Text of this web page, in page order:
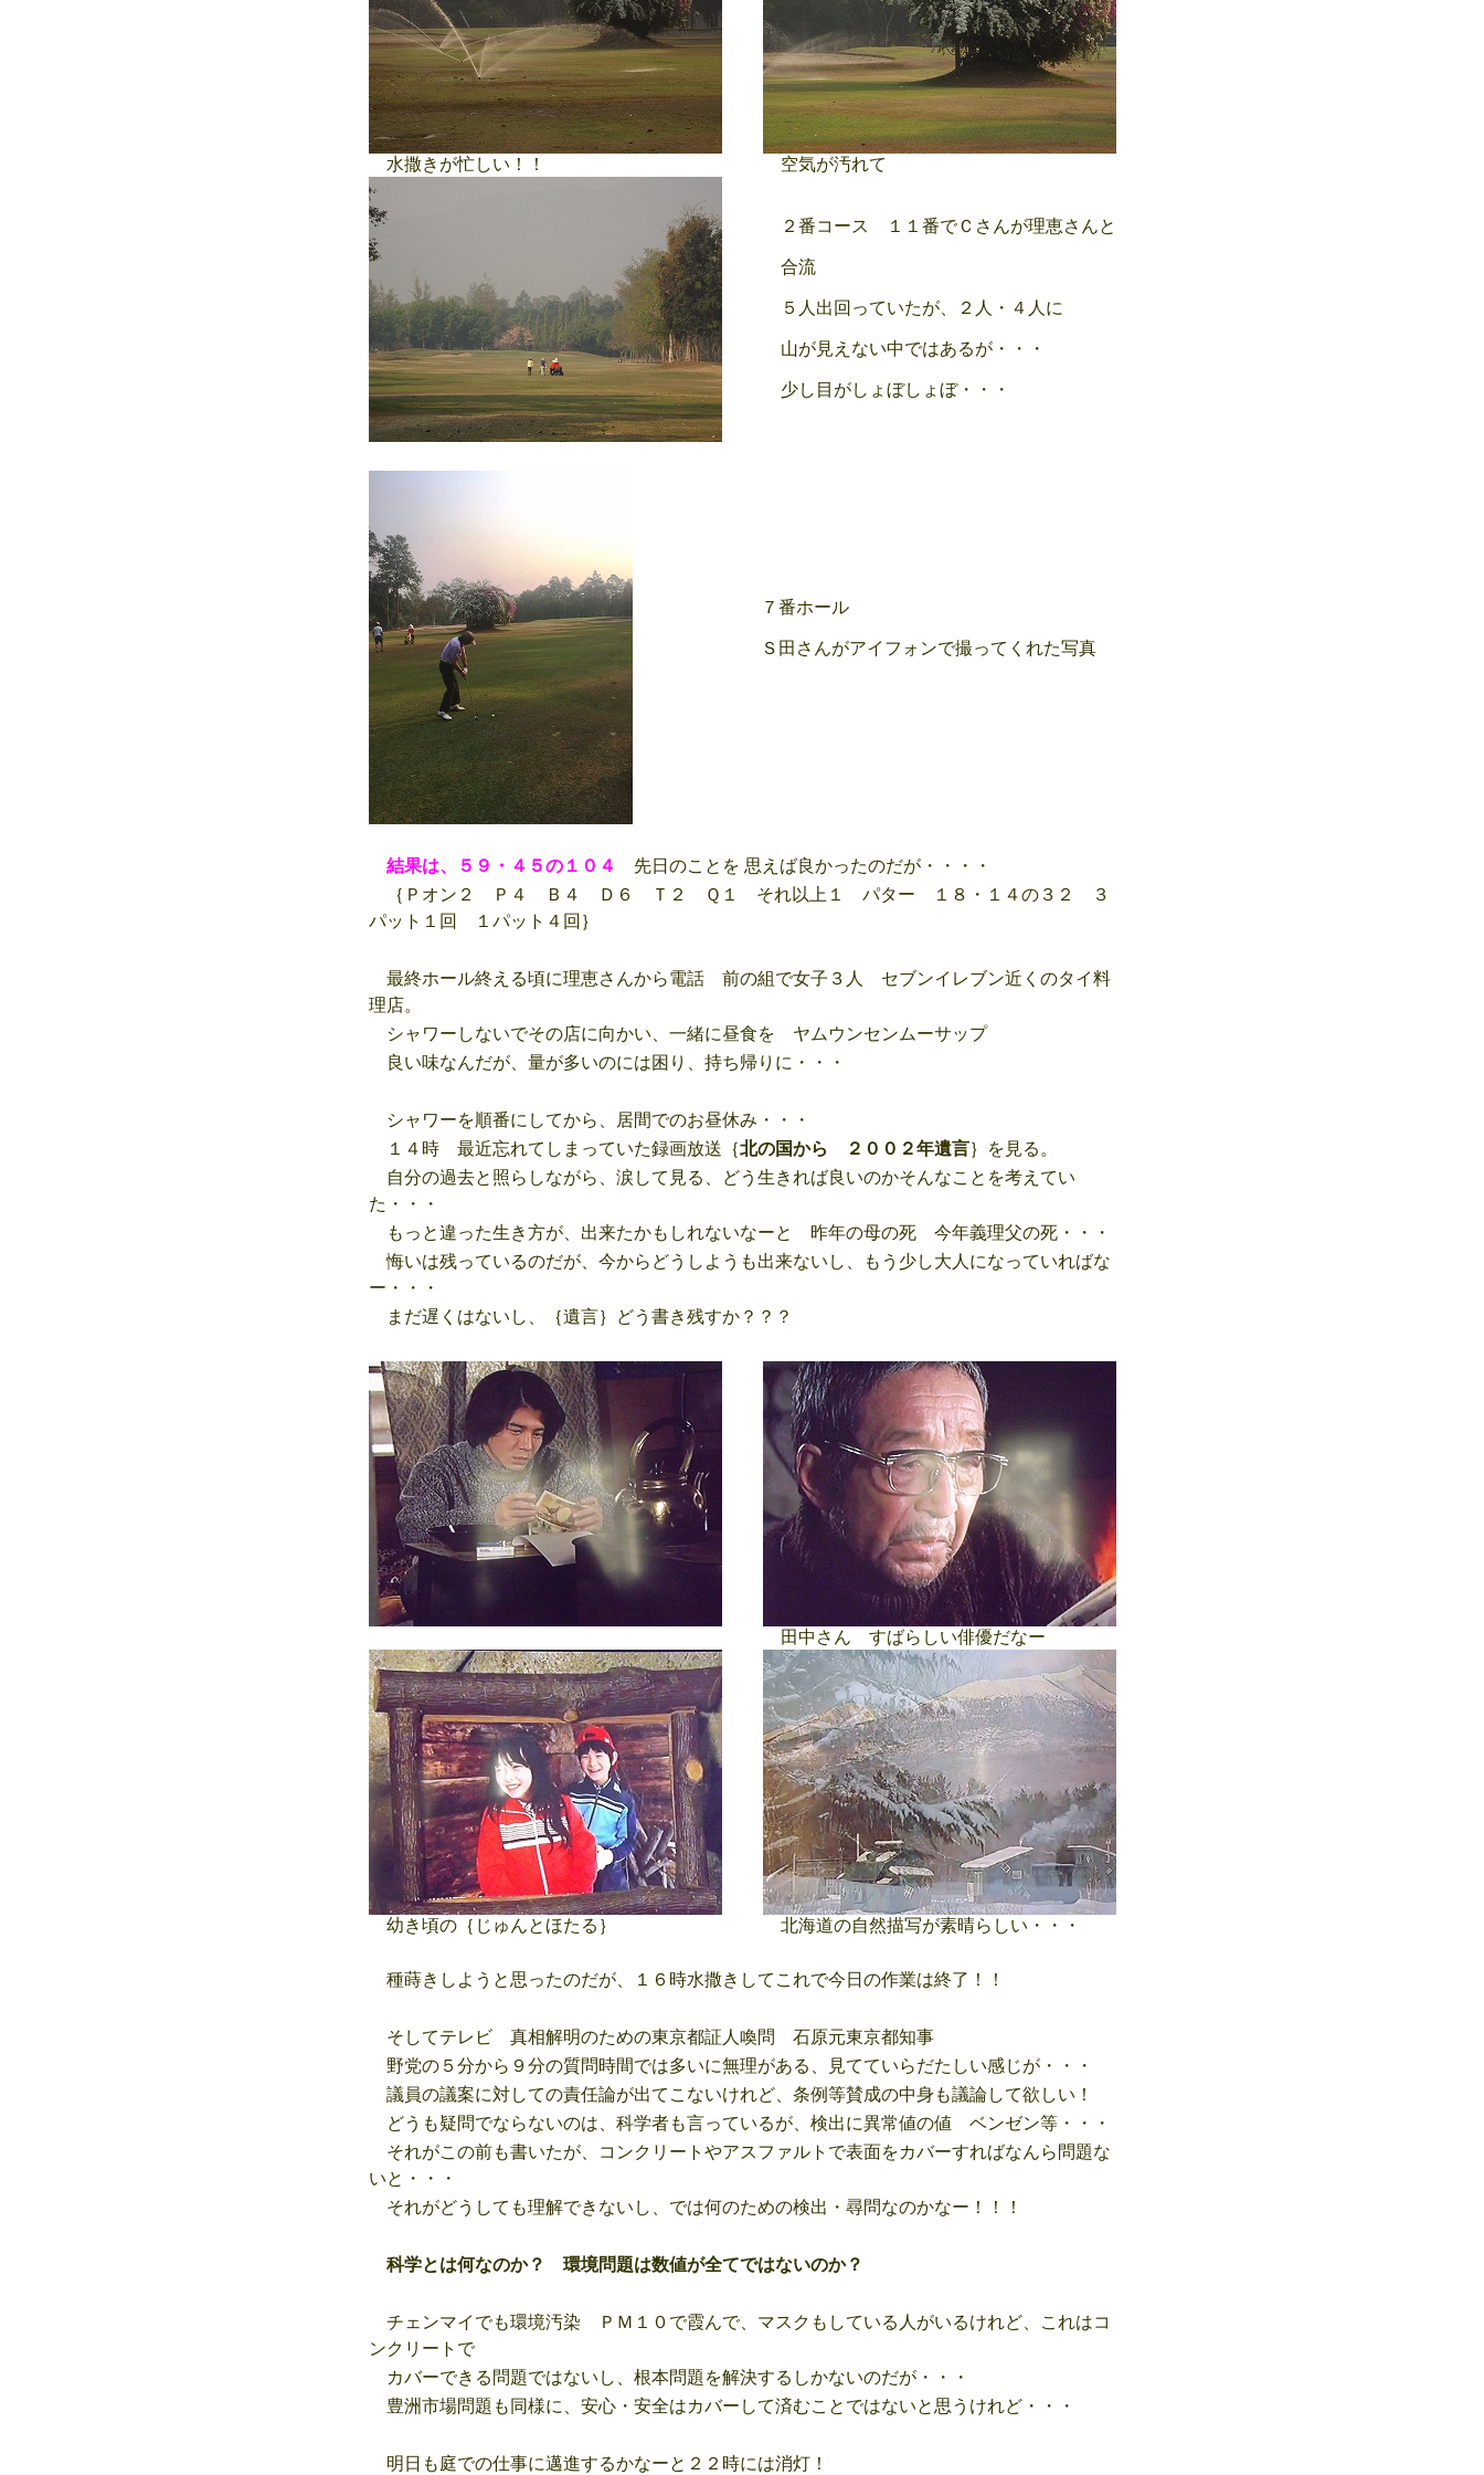
水撒きが忙しい！！ 空気が汚れて
２番コース １１番でＣさんが理恵さんと
合流
５人出回っていたが、２人・４人に
山が見えない中ではあるが・・・
少し目がしょぼしょぼ・・・
７番ホール
Ｓ田さんがアイフォンで撮ってくれた写真
結果は、５９・４５の１０４
先日のことを 思えば良かったのだが・・・・
｛Ｐオン２ Ｐ４ Ｂ４ Ｄ６ Ｔ２ Ｑ１ それ以上１ パター １８・１４の３２ ３
パット１回 １パット４回｝
最終ホール終える頃に理恵さんから電話 前の組で女子３人 セブンイレブン近くのタイ料
理店。
シャワーしないでその店に向かい、一緒に昼食を ヤムウンセンムーサップ
良い味なんだが、量が多いのには困り、持ち帰りに・・・
シャワーを順番にしてから、居間でのお昼休み・・・
１４時 最近忘れてしまっていた録画放送｛北の国から ２００２年遺言｝を見る。
自分の過去と照らしながら、涙して見る、どう生きれば良いのかそんなことを考えてい
た・・・
もっと違った生き方が、出来たかもしれないなーと 昨年の母の死 今年義理父の死・・・
悔いは残っているのだが、今からどうしようも出来ないし、もう少し大人になっていればな
ー・・・
まだ遅くはないし、｛遺言｝どう書き残すか？？？
田中さん すばらしい俳優だなー
幼き頃の｛じゅんとほたる｝ 北海道の自然描写が素晴らしい・・・
種蒔きしようと思ったのだが、１６時水撒きしてこれで今日の作業は終了！！
そしてテレビ 真相解明のための東京都証人喚問 石原元東京都知事
野党の５分から９分の質問時間では多いに無理がある、見てていらだたしい感じが・・・
議員の議案に対しての責任論が出てこないけれど、条例等賛成の中身も議論して欲しい！
どうも疑問でならないのは、科学者も言っているが、検出に異常値の値 ベンゼン等・・・
それがこの前も書いたが、コンクリートやアスファルトで表面をカバーすればなんら問題な
いと・・・
それがどうしても理解できないし、では何のための検出・尋問なのかなー！！！
科学とは何なのか？ 環境問題は数値が全てではないのか？
チェンマイでも環境汚染 ＰＭ１０で霞んで、マスクもしている人がいるけれど、これはコ
ンクリートで
カバーできる問題ではないし、根本問題を解決するしかないのだが・・・
豊洲市場問題も同様に、安心・安全はカバーして済むことではないと思うけれど・・・
明日も庭での仕事に邁進するかなーと２２時には消灯！